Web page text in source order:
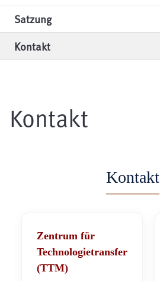
Satzung
Kontakt
Kontakt
Kontakt
Zentrum für
Technologietransfer
(TTM)